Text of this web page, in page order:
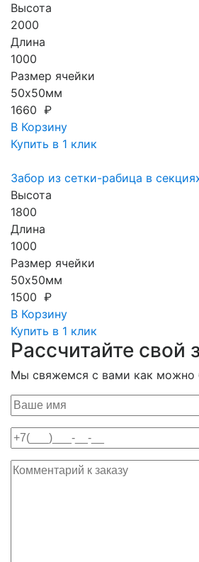
Высота
2000
Длина
1000
Размер ячейки
50х50мм
1660 ₽
В Корзину
Купить в 1 клик
Забор из сетки-рабица в
Высота
1800
Длина
1000
Размер ячейки
50х50мм
1500 ₽
В Корзину
Купить в 1 клик
Рассчитайте свой
Мы свяжемся с вами как можно